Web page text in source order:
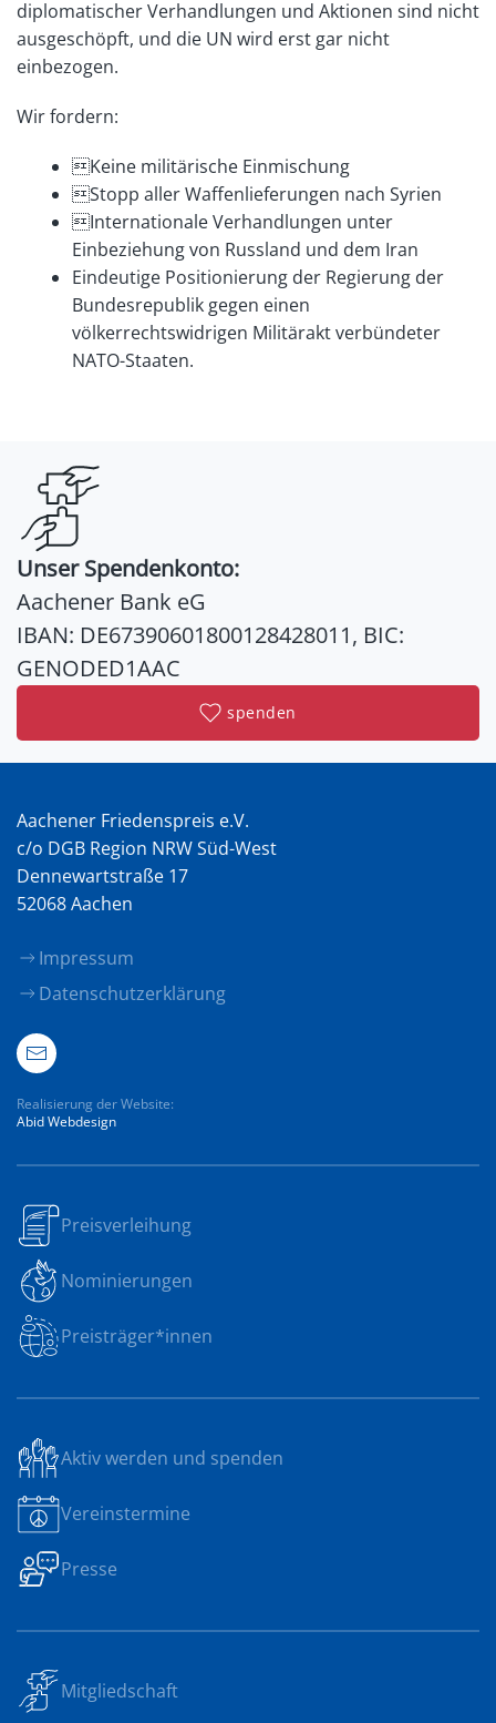
diplomatischer Verhandlungen und Aktionen sind nicht
ausgeschöpft, und die UN wird erst gar nicht
einbezogen.
Wir fordern:
Keine militärische Einmischung
Stopp aller Waffenlieferungen nach Syrien
Internationale Verhandlungen unter
Einbeziehung von Russland und dem Iran
Eindeutige Positionierung der Regierung der
Bundesrepublik gegen einen
völkerrechtswidrigen Militärakt verbündeter
NATO-Staaten.
Unser Spendenkonto:
Aachener Bank eG
IBAN: DE67390601800128428011, BIC:
GENODED1AAC
spenden
Aachener Friedenspreis e.V.
c/o DGB Region NRW Süd-West
Dennewartstraße 17
52068 Aachen
Impressum
Datenschutzerklärung
Realisierung der Website:
Abid Webdesign
Preisverleihung
Nominierungen
Preisträger*innen
Aktiv werden und spenden
Vereinstermine
Presse
Mitgliedschaft